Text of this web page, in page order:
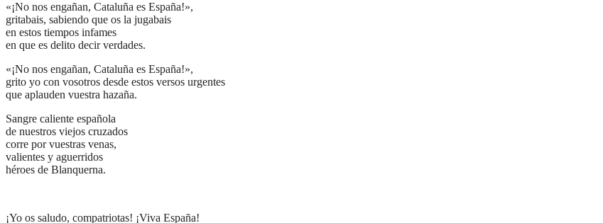
«¡No nos engañan, Cataluña es España!»,
gritabais, sabiendo que os la jugabais
en estos tiempos infames
en que es delito decir verdades.
«¡No nos engañan, Cataluña es España!»,
grito yo con vosotros desde estos versos urgentes
que aplauden vuestra hazaña.
Sangre caliente española
de nuestros viejos cruzados
corre por vuestras venas,
valientes y aguerridos
héroes de Blanquerna.
¡Yo os saludo, compatriotas! ¡Viva España!